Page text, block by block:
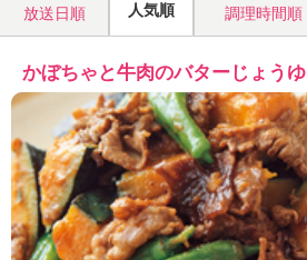
放送日順 人気順 調理時間順
かぼちゃと牛肉のバターじょうゆ